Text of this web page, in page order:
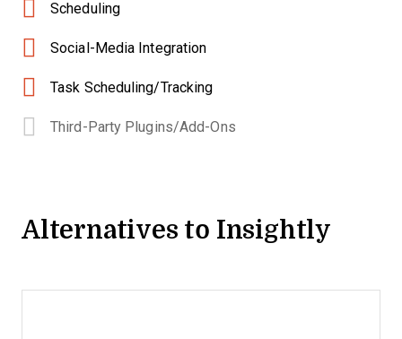
Scheduling
Social-Media Integration
Task Scheduling/Tracking
Third-Party Plugins/Add-Ons
Alternatives to Insightly